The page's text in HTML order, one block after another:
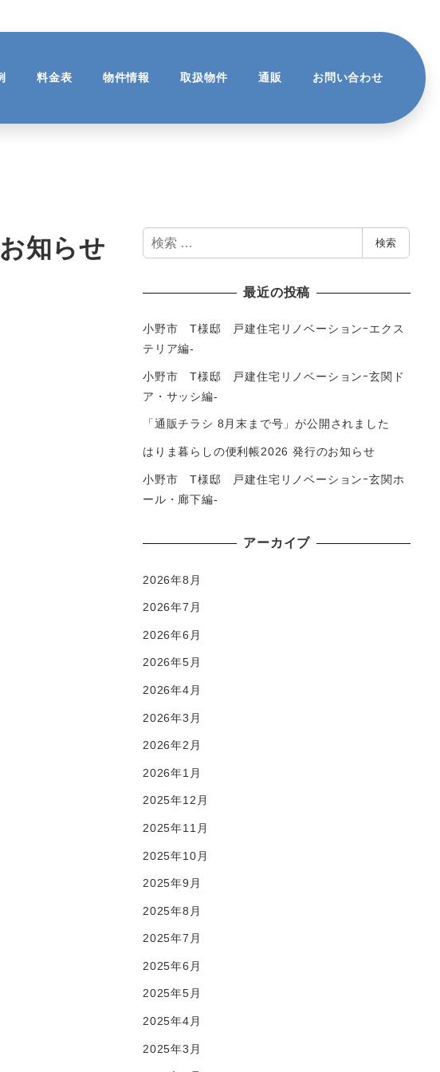
料金表 物件情報 取扱物件 通販 お問い合わせ
知らせ
検
索
検索
最近の投稿
小野市 T様邸 戸建住宅リノベーションｰエクス
テリア編-
小野市 T様邸 戸建住宅リノベーションｰ玄関ド
ア・サッシ編-
「通販チラシ 8月末まで号」が公開されました
はりま暮らしの便利帳2026 発行のお知らせ
小野市 T様邸 戸建住宅リノベーションｰ玄関ホ
ール・廊下編-
アーカイブ
2026年8月
2026年7月
2026年6月
2026年5月
2026年4月
2026年3月
2026年2月
2026年1月
2025年12月
2025年11月
2025年10月
2025年9月
2025年8月
2025年7月
2025年6月
2025年5月
2025年4月
2025年3月